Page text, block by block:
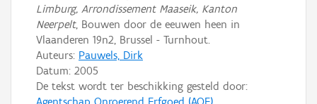
Limburg, Arrondissement Maaseik, Kanton
Neerpelt, Bouwen door de eeuwen heen in
Vlaanderen 19n2, Brussel - Turnhout.
Auteurs: Pauwels, Dirk
Datum: 2005
De tekst wordt ter beschikking gesteld door: